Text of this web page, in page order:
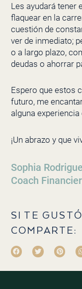
Les ayudará tener
flaquear en la
cuestión de
ver de inmediato;
o a largo plazo,
deudas o ahorrar
Espero que estos
futuro, me
alguna
¡Un abrazo y que
Sophia
Coach
SI TE
COMPARTE: